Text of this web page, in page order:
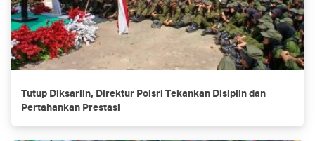
Tutup Diksarlin, Direktur Polsri Tekankan Disiplin dan
Pertahankan Prestasi